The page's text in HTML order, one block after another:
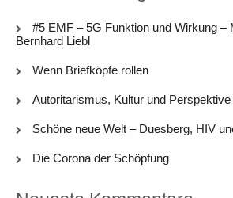
#5 EMF – 5G Funktion und Wirkung –
Bernhard Liebl
Wenn Briefköpfe rollen
Autoritarismus, Kultur und Perspektive
Schöne neue Welt – Duesberg, HIV
Die Corona der Schöpfung